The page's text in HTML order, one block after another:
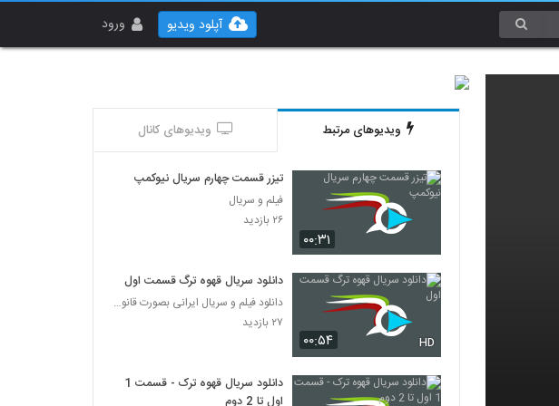
ورود آپلود ویدیو
ویدیوهای مرتبط ویدیوهای کانال
۰۰:۳۱
تیزر قسمت چهارم سریال نیوکمپ
فیلم و سریال
۲۶ بازدید
۰۰:۵۴ HD
دانلود سریال قهوه ترگ قسمت اول
دانلود فیلم و سریال ایرانی بصورت قانونی
۲۷ بازدید
دانلود سریال قهوه ترک - قسمت 1
اول تا 2 دوم